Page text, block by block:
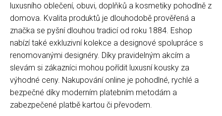
luxusního oblečení, obuvi, doplňků a kosmetiky pohodlně z
domova. Kvalita produktů je dlouhodobě prověřená a
značka se pyšní dlouhou tradicí od roku 1884. Eshop
nabízí také exkluzivní kolekce a designové spolupráce s
renomovanými designéry. Díky pravidelným akcím a
slevám si zákazníci mohou pořídit luxusní kousky za
výhodné ceny. Nakupování online je pohodlné, rychlé a
bezpečné díky moderním platebním metodám a
zabezpečené platbě kartou či převodem.